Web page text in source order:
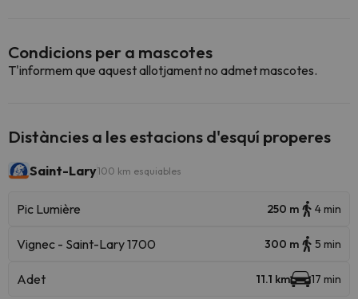
Condicions per a mascotes
T'informem que aquest allotjament no admet mascotes.
Distàncies a les estacions d'esquí properes
Saint-Lary100 km esquiables
Pic Lumière 250 m 4 min
Vignec - Saint-Lary 1700 300 m 5 min
Adet 11.1 km 17 min